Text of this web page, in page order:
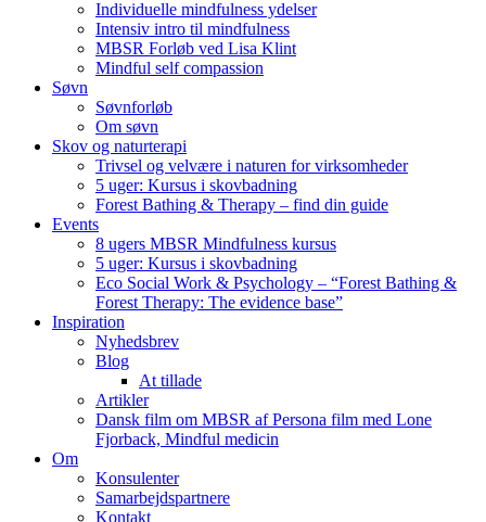
Individuelle mindfulness ydelser
Intensiv intro til mindfulness
MBSR Forløb ved Lisa Klint
Mindful self compassion
Søvn
Søvnforløb
Om søvn
Skov og naturterapi
Trivsel og velvære i naturen for virksomheder
5 uger: Kursus i skovbadning
Forest Bathing & Therapy – find din guide
Events
8 ugers MBSR Mindfulness kursus
5 uger: Kursus i skovbadning
Eco Social Work & Psychology – “Forest Bathing &
Forest Therapy: The evidence base”
Inspiration
Nyhedsbrev
Blog
At tillade
Artikler
Dansk film om MBSR af Persona film med Lone
Fjorback, Mindful medicin
Om
Konsulenter
Samarbejdspartnere
Kontakt